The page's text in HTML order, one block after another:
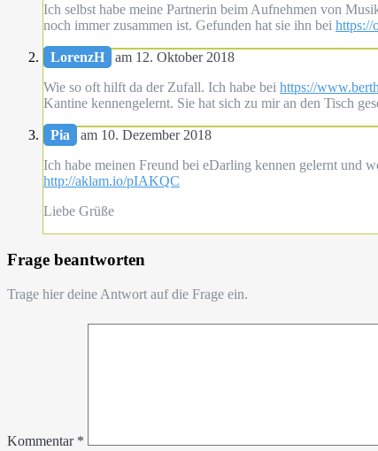
Ich selbst habe meine Partnerin beim Aufnehmen von
noch immer zusammen ist. Gefunden hat sie ihn bei https://
LorenzH
am 12. Oktober 2018
Wie so oft hilft da der Zufall. Ich habe bei https://
Kantine kennengelernt. Sie hat sich zu mir an den Tisch
Pia
am 10. Dezember 2018
Ich habe meinen Freund bei eDarling kennen gelernt und
http://aklam.io/pIAKQC
Liebe Grüße
Frage beantworten
Trage hier deine Antwort auf die Frage ein.
Kommentar *